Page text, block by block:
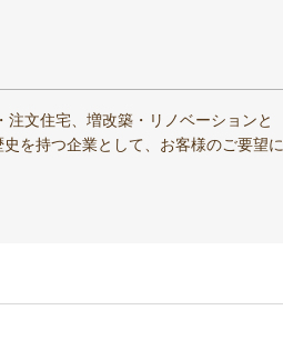
文住宅、増改築・リノベーションと
を持つ企業として、お客様のご要望に